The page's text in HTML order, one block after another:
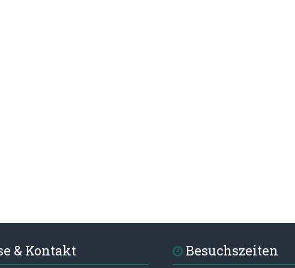
& Kontakt Besuchszeiten